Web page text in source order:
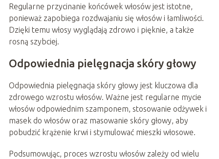
Regularne przycinanie końcówek włosów jest istotne,
ponieważ zapobiega rozdwajaniu się włosów i łamliwości.
Dzięki temu włosy wyglądają zdrowo i pięknie, a także
rosną szybciej.
Odpowiednia pielęgnacja skóry głowy
Odpowiednia pielęgnacja skóry głowy jest kluczowa dla
zdrowego wzrostu włosów. Ważne jest regularne mycie
włosów odpowiednim szamponem, stosowanie odżywek i
masek do włosów oraz masowanie skóry głowy, aby
pobudzić krążenie krwi i stymulować mieszki włosowe.
Podsumowując, proces wzrostu włosów zależy od wielu